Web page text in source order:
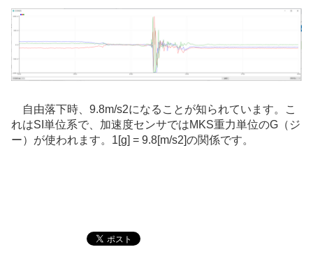
自由落下時、9.8m/s2になることが知られています。こ
れはSI単位系で、加速度センサではMKS重力単位のG（ジ
ー）が使われます。1[g] = 9.8[m/s2]の関係です。